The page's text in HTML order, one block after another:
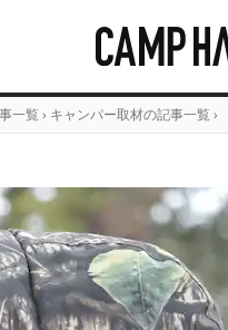
一覧 › キャンパー取材の記事一覧 ›